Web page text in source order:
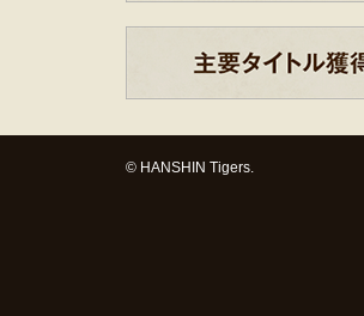
© HANSHIN Tigers.